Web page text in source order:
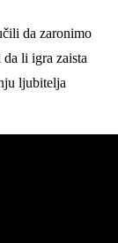
da zaronimo
li igra zaista
ljubitelja